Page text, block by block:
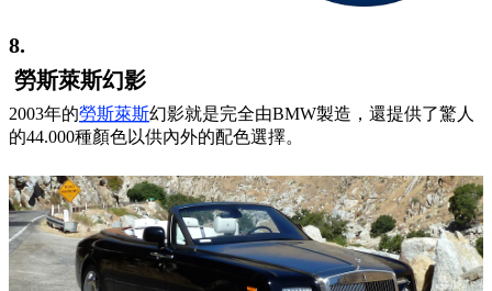
8.
勞斯萊斯幻影
2003年的勞斯萊斯幻影就是完全由BMW製造，還提供了驚人
的44.000種顏色以供內外的配色選擇。